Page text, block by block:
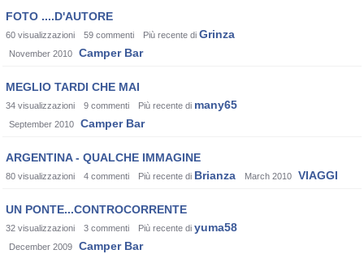
FOTO ....D'AUTORE
60 visualizzazioni 59 commenti Più recente di Grinza
November 2010 Camper Bar
MEGLIO TARDI CHE MAI
34 visualizzazioni 9 commenti Più recente di many65
September 2010 Camper Bar
ARGENTINA - QUALCHE IMMAGINE
80 visualizzazioni 4 commenti Più recente di Brianza March 2010 VIAGGI
UN PONTE...CONTROCORRENTE
32 visualizzazioni 3 commenti Più recente di yuma58
December 2009 Camper Bar